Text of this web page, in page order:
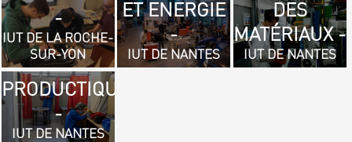
-
IUT DE LA ROCHE-
SUR-YON
ET ENERGIE
-
IUT DE NANTES
DES
MATÉRIAUX -
IUT DE NANTES
- GÉNIE
MÉCANIQUE
ET
PRODUCTIQUE
-
IUT DE NANTES